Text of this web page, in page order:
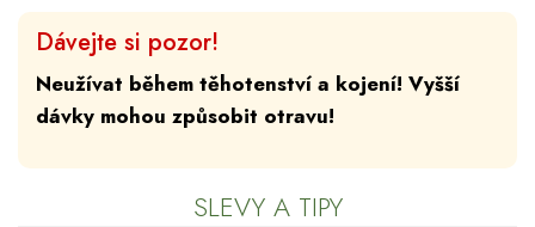
Dávejte si pozor!
Neužívat během těhotenství a kojení! Vyšší
dávky mohou způsobit otravu!
SLEVY A TIPY